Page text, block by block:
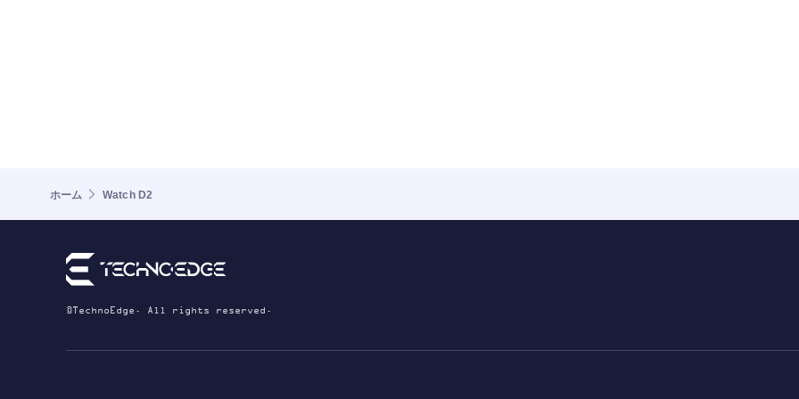
ホーム Watch D2
©TechnoEdge. All rights reserved.